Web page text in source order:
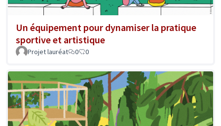
Un équipement pour dynamiser la pratique
sportive et artistique
Projet lauréat 0 0